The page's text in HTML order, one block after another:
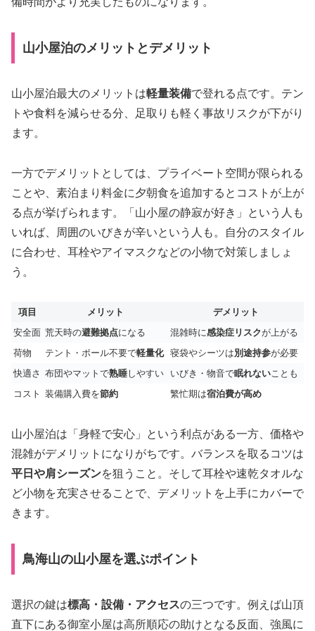
山小屋泊のメリットとデメリット
山小屋泊最大のメリットは軽量装備で登れる点です。テン
トや食料を減らせる分、足取りも軽く事故リスクが下がり
ます。
一方でデメリットとしては、プライベート空間が限られる
ことや、素泊まり料金に夕朝食を追加するとコストが上が
る点が挙げられます。「山小屋の静寂が好き」という人も
いれば、周囲のいびきが辛いという人も。自分のスタイル
に合わせ、耳栓やアイマスクなどの小物で対策しましょ
う。
項目 メリット
デメリット
安全面 荒天時の避難拠点になる 混雑時に感染症リスクが上がる
荷物
テント・ポール不要で軽量化 寝袋やシーツは別途持参が必要
快適さ 布団やマットで熟睡しやすい いびき・物音で眠れないことも
コスト 装備購入費を節約 繁忙期は宿泊費が高め
山小屋泊は「身軽で安心」という利点がある一方、価格や
混雑がデメリットになりがちです。バランスを取るコツは
平日や肩シーズンを狙うこと。そして耳栓や速乾タオルな
ど小物を充実させることで、デメリットを上手にカバーで
きます。
鳥海山の山小屋を選ぶポイント
選択の鍵は標高・設備・アクセスの三つです。例えば山頂
直下にある御室小屋は高所順応の助けとなる反面、強風に